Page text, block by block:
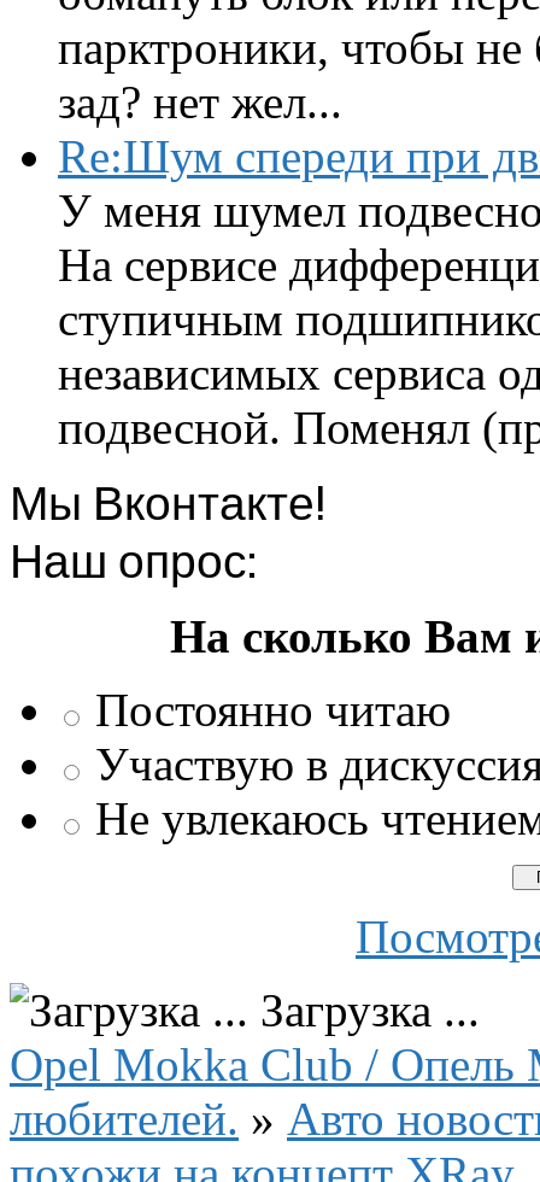
парктроники, чтобы
зад? нет жел...
Re:Шум спереди при
У меня шумел
На сервисе
ступичным
независимых сервиса
подвесной. Поменял
Мы Вконтакте!
Наш опрос:
На сколько Вам
Постоянно читаю
Участвую в
Не увлекаюсь
Загрузка ...
Opel Mokka Club / Опель
любителей. » Авто